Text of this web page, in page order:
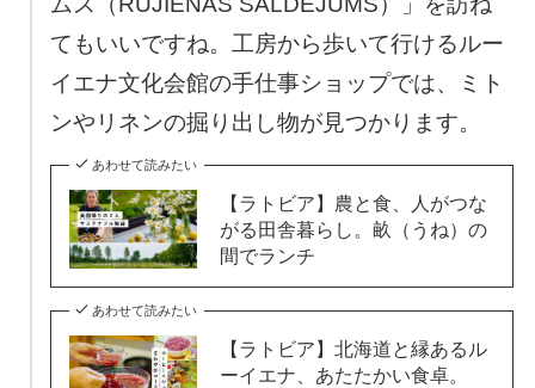
てもいいですね。工房から歩いて行けるルー
イエナ文化会館の手仕事ショップでは、ミト
ンやリネンの掘り出し物が見つかります。
あわせて読みたい
【ラトビア】農と食、人がつな
がる田舎暮らし。畝（うね）の
間でランチ
あわせて読みたい
【ラトビア】北海道と縁あるル
ーイエナ、あたたかい食卓。